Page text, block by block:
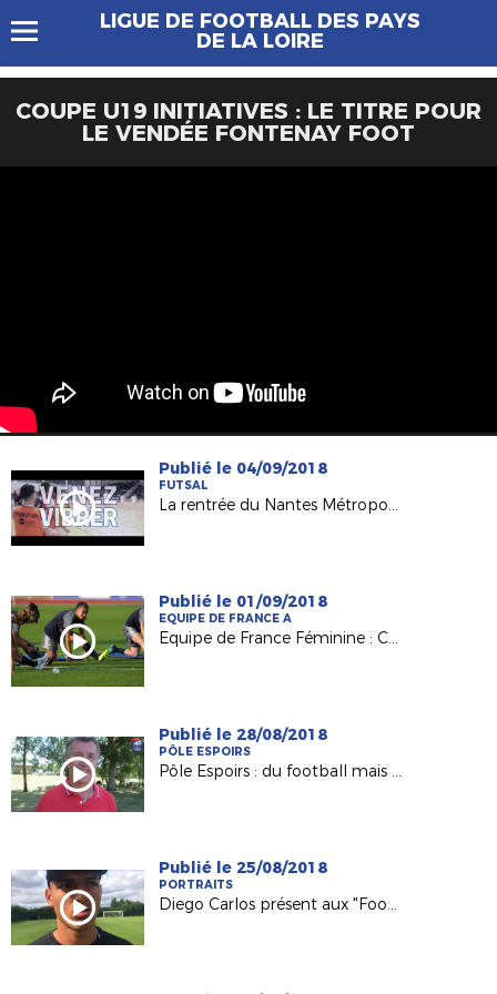
LIGUE DE FOOTBALL DES PAYS
DE LA LOIRE
COUPE U19 INITIATIVES : LE TITRE POUR
LE VENDÉE FONTENAY FOOT
Publié le 04/09/2018
FUTSAL
La rentrée du Nantes Métropole Futsal le 15/09 !
Publié le 01/09/2018
EQUIPE DE FRANCE A
Equipe de France Féminine : Clara Matéo, grande première en A !
Publié le 28/08/2018
PÔLE ESPOIRS
Pôle Espoirs : du football mais pas seulement !
Publié le 25/08/2018
PORTRAITS
Diego Carlos présent aux "FootStageAtlantique" 2018 !